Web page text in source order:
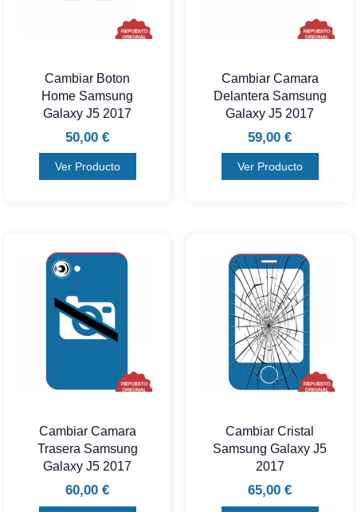
Cambiar Boton
Home Samsung
Galaxy J5 2017
50,00 €
Ver Producto
Cambiar Camara
Delantera Samsung
Galaxy J5 2017
59,00 €
Ver Producto
Cambiar Camara
Trasera Samsung
Galaxy J5 2017
60,00 €
Cambiar Cristal
Samsung Galaxy J5
2017
65,00 €